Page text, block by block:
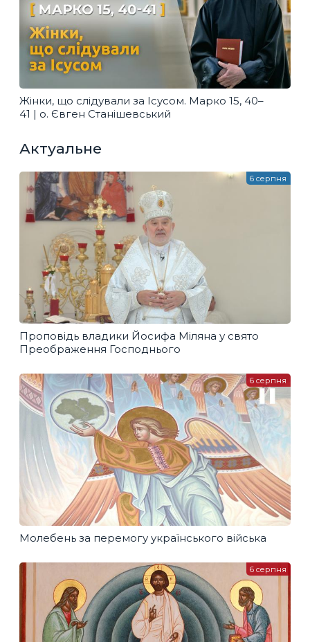
Жінки, що слідували за Ісусом. Марко 15, 40–
41 | о. Євген Станішевський
Актуальне
Проповідь владики Йосифа Міляна у свято
Преображення Господнього
6 серпня
Молебень за перемогу українського війська
6 серпня
6 серпня